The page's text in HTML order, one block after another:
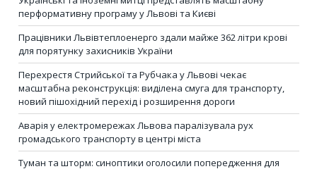
перформативну програму у Львові та Києві
Працівники Львівтеплоенерго здали майже 362 літри крові
для порятунку захисників України
Перехрестя Стрийської та Рубчака у Львові чекає
масштабна реконструкція: виділена смуга для транспорту,
новий пішохідний перехід і розширення дороги
Аварія у електромережах Львова паралізувала рух
громадського транспорту в центрі міста
Туман та шторм: синоптики оголосили попередження для